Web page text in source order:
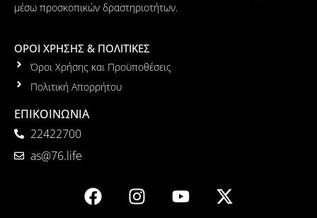
μέσω προσκοπικών δραστηριοτήτων.
ΟΡΟΙ ΧΡΗΣΗΣ & ΠΟΛΙΤΙΚΕΣ
Όροι Χρήσης και Προϋποθέσεις
Πολιτική Απορρήτου
ΕΠΙΚΟΙΝΩΝΙΑ
22422700
as@76.life